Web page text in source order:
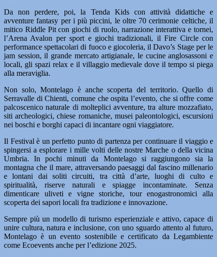
Da non perdere, poi, la Tenda Kids con attività didattiche e
avventure fantasy per i più piccini, le oltre 70 cerimonie celtiche, il
mitico Riddle Pit con giochi di ruolo, narrazione interattiva e tornei,
l’Arena Avalon per sport e giochi tradizionali, il Fire Circle con
performance spettacolari di fuoco e giocoleria, il Davo’s Stage per le
jam session, il grande mercato artigianale, le cucine anglosassoni e
locali, gli spazi relax e il villaggio medievale dove il tempo si piega
alla meraviglia.
Non solo, Montelago è anche scoperta del territorio. Quello di
Serravalle di Chienti, comune che ospita l’evento, che si offre come
palcoscenico naturale di molteplici avventure, tra alture mozzafiato,
siti archeologici, chiese romaniche, musei paleontologici, escursioni
nei boschi e borghi capaci di incantare ogni viaggiatore.
Il Festival è un perfetto punto di partenza per continuare il viaggio e
spingersi a esplorare i mille volti delle nostre Marche o della vicina
Umbria. In pochi minuti da Montelago si raggiungono sia la
montagna che il mare, attraversando paesaggi dal fascino millenario
e lontani dai soliti circuiti, tra città d’arte, luoghi di culto e
spiritualità, riserve naturali e spiagge incontaminate. Senza
dimenticare uliveti e vigne storiche, tour enogastronomici alla
scoperta dei sapori locali fra tradizione e innovazione.
Sempre più un modello di turismo esperienziale e attivo, capace di
unire cultura, natura e inclusione, con uno sguardo attento al futuro,
Montelago è un evento sostenibile e certificato da Legambiente
come Ecoevents anche per l’edizione 2025.